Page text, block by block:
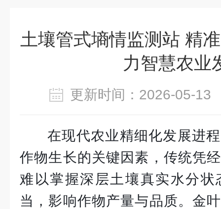
土壤管式墒情监测站 精
力智慧农业
更新时间：2026-05-
在现代农业精细化发展进
作物生长的关键因素，传统凭
难以掌握深层土壤真实水分
当，影响作物产量与品质。金